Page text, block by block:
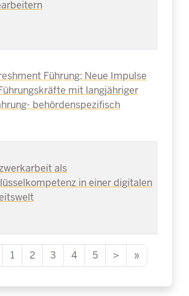
Führung: Neue Impulse
mit langjähriger
behördenspezifisch
als
in einer digitalen
1 2 3 4 5 > »